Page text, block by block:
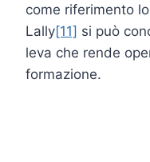
come riferimento
Lally[11] si può
leva che rende
formazione.